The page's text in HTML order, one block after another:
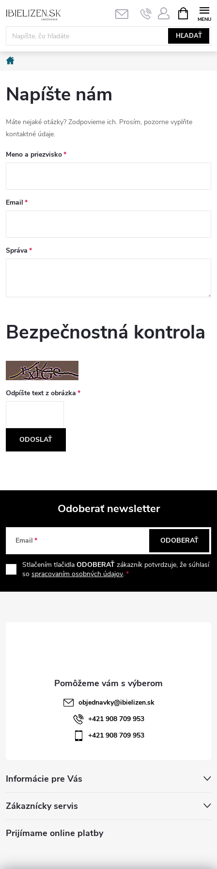
na
obsah
HĽADAŤ
KOŠÍK
Domov
Napíšte nám
Máte nejaké otázky? Zodpovieme ich. Prosím, pozorne vyplňte
kontaktné údaje.
Meno a priezvisko
Email
Správa
Bezpečnostná kontrola
Odpíšte text z obrázka
ODOSLAŤ
Z
á
p
Odoberať newsletter
Email
Stlačením tlačidla ODOBERAŤ zákazník potvrdzuje, že súhlasí
so spracovaním osobných údajov.
ODOBERAŤ
Informácie pre Vás
Zákaznícky servis
Prijímame online platby
objednavky@ibielizen.sk
+421 908 709 953
+421 908 709 953